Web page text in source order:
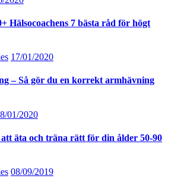
Hälsocoachens 7 bästa råd för högt
17/01/2020
– Så gör du en korrekt armhävning
01/2020
äta och träna rätt för din ålder 50-90
08/09/2019